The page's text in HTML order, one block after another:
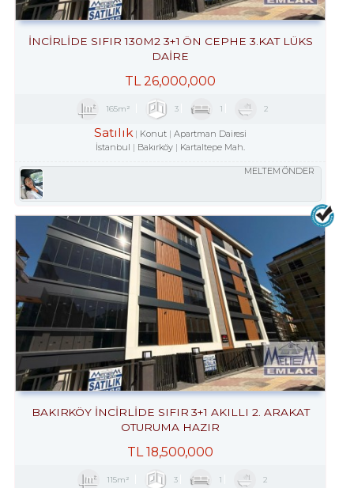
İNCİRLİDE SIFIR 130M2 3+1 ÖN CEPHE 3.KAT LÜKS
DAİRE
TL26,000,000
165m² 3 1 2
Satılık Konut
Apartman Dairesi
İstanbul
Bakırköy Kartaltepe Mah.
MELTEM ÖNDER
BAKIRKÖY İNCİRLİDE SIFIR 3+1 AKILLI 2. ARAKAT
OTURUMA HAZIR
TL18,500,000
115m² 3 1 2